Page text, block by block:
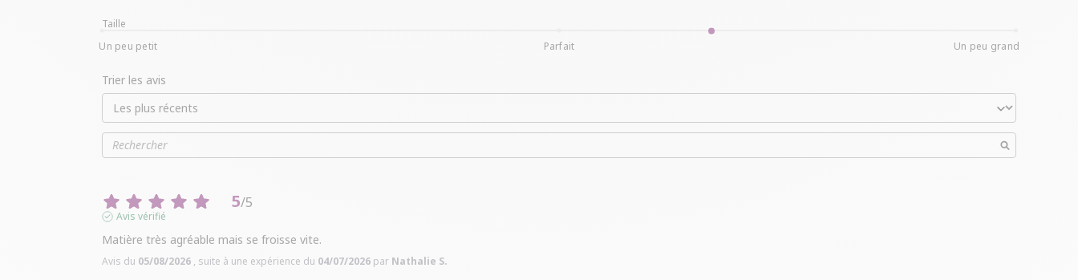
Taille
Un peu petit
Parfait Un peu grand
Trier les avis
5/5
Avis vérifié
Matière très agréable mais se froisse vite.
Avis du 05/08/2026 , suite à une expérience du 04/07/2026 par Nathalie S.